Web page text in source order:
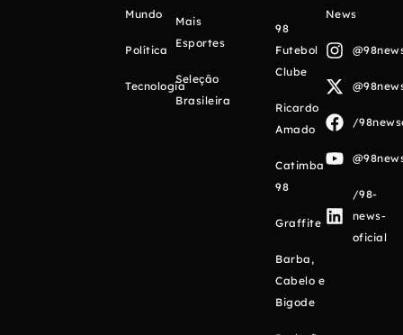
Mundo
Política
Tecnologia
Mais
Esportes
Seleção
Brasileira
98
Futebol
Clube
Ricardo
Amado
Catimba
98
Graffite
Barba,
Cabelo e
Bigode
News
/
/98-
news-
oficial